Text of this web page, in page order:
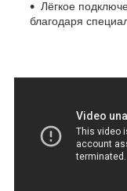
Лёгкое
благодаря